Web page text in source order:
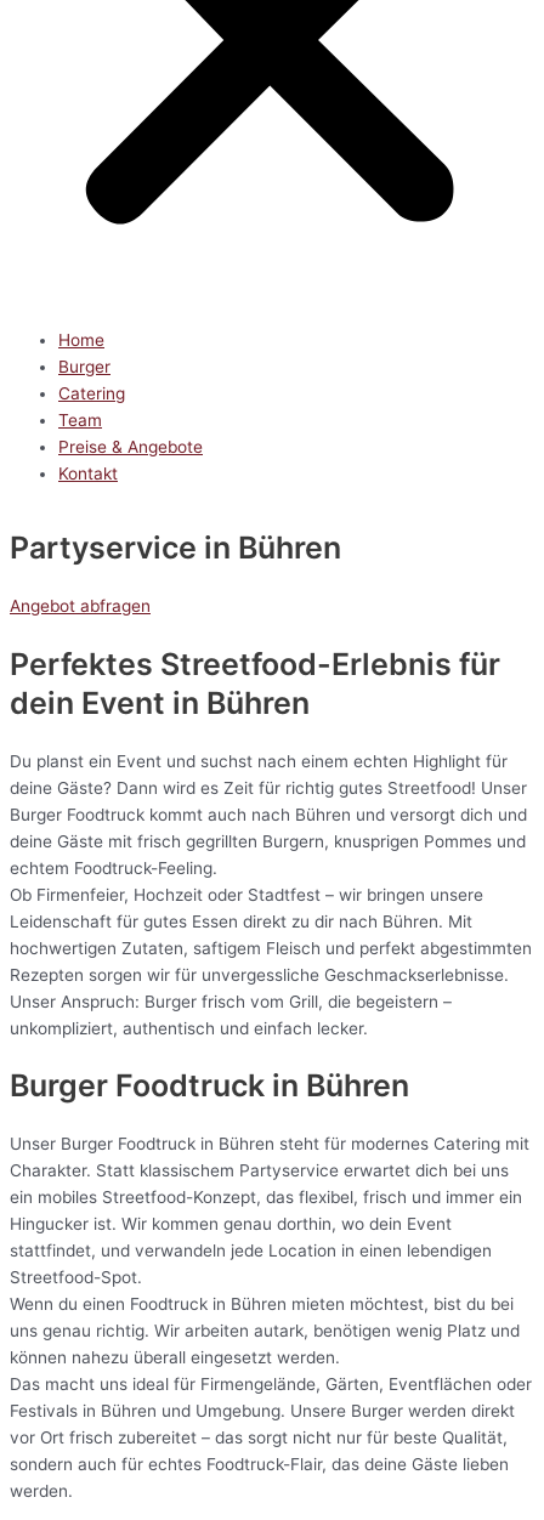
Home
Burger
Catering
Team
Preise & Angebote
Kontakt
Partyservice in Bühren
Angebot abfragen
Perfektes Streetfood-Erlebnis für
dein Event in Bühren
Du planst ein Event und suchst nach einem echten Highlight für
deine Gäste? Dann wird es Zeit für richtig gutes Streetfood! Unser
Burger Foodtruck kommt auch nach Bühren und versorgt dich und
deine Gäste mit frisch gegrillten Burgern, knusprigen Pommes und
echtem Foodtruck-Feeling.
Ob Firmenfeier, Hochzeit oder Stadtfest – wir bringen unsere
Leidenschaft für gutes Essen direkt zu dir nach Bühren. Mit
hochwertigen Zutaten, saftigem Fleisch und perfekt abgestimmten
Rezepten sorgen wir für unvergessliche Geschmackserlebnisse.
Unser Anspruch: Burger frisch vom Grill, die begeistern –
unkompliziert, authentisch und einfach lecker.
Burger Foodtruck in Bühren
Unser Burger Foodtruck in Bühren steht für modernes Catering mit
Charakter. Statt klassischem Partyservice erwartet dich bei uns
ein mobiles Streetfood-Konzept, das flexibel, frisch und immer ein
Hingucker ist. Wir kommen genau dorthin, wo dein Event
stattfindet, und verwandeln jede Location in einen lebendigen
Streetfood-Spot.
Wenn du einen Foodtruck in Bühren mieten möchtest, bist du bei
uns genau richtig. Wir arbeiten autark, benötigen wenig Platz und
können nahezu überall eingesetzt werden.
Das macht uns ideal für Firmengelände, Gärten, Eventflächen oder
Festivals in Bühren und Umgebung. Unsere Burger werden direkt
vor Ort frisch zubereitet – das sorgt nicht nur für beste Qualität,
sondern auch für echtes Foodtruck-Flair, das deine Gäste lieben
werden.